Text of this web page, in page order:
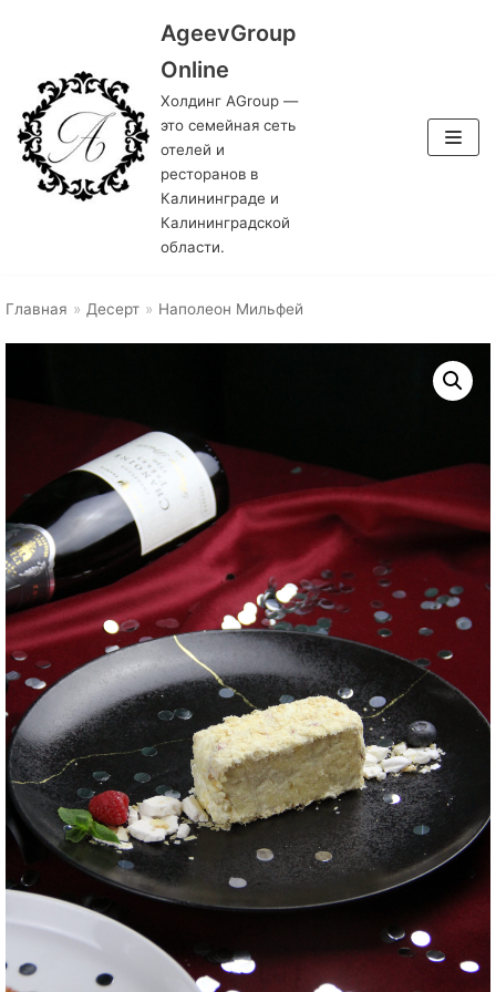
содержимому
AgeevGroup
Online
Холдинг AGroup —
это семейная сеть
отелей и
ресторанов в
Калининграде и
Калининградской
области.
Главная » Десерт » Наполеон Мильфей